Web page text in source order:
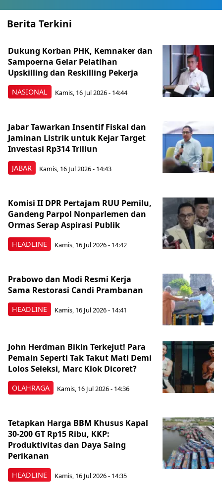
Berita Terkini
NASIONAL
Dukung Korban PHK, Kemnaker dan
Sampoerna Gelar Pelatihan
Upskilling dan Reskilling Pekerja
Kamis, 16 Jul 2026 - 14:44
JABAR
Jabar Tawarkan Insentif Fiskal dan
Jaminan Listrik untuk Kejar Target
Investasi Rp314 Triliun
Kamis, 16 Jul 2026 - 14:43
HEADLINE
Komisi II DPR Pertajam RUU Pemilu,
Gandeng Parpol Nonparlemen dan
Ormas Serap Aspirasi Publik
Kamis, 16 Jul 2026 - 14:42
HEADLINE
Prabowo dan Modi Resmi Kerja
Sama Restorasi Candi Prambanan
Kamis, 16 Jul 2026 - 14:41
OLAHRAGA
John Herdman Bikin Terkejut! Para
Pemain Seperti Tak Takut Mati Demi
Lolos Seleksi, Marc Klok Dicoret?
Kamis, 16 Jul 2026 - 14:36
HEADLINE
Tetapkan Harga BBM Khusus Kapal
30-200 GT Rp15 Ribu, KKP:
Produktivitas dan Daya Saing
Perikanan
Kamis, 16 Jul 2026 - 14:35